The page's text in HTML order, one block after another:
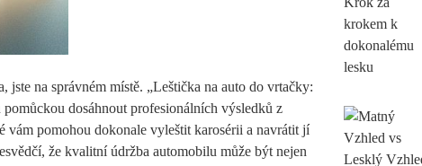
na správném místě. „Leštička na auto do vrtačky:
dosáhnout profesionálních výsledků z
pomohou dokonale vyleštit karosérii a navrátit jí
že kvalitní údržba automobilu může být nejen